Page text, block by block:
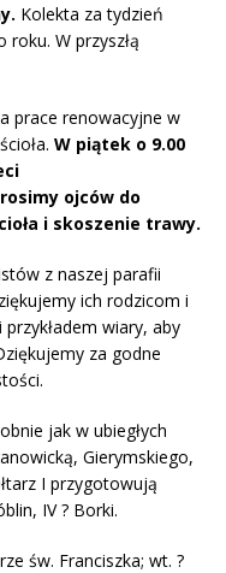
Kolekta za tydzień
roku. W przyszłą
prace renowacyjne w
W piątek o 9.00
ojców do
i skoszenie trawy.
z naszej parafii
ich rodzicom i
wiary, aby
za godne
jak w ubiegłych
Gierymskiego,
I przygotowują
IV ? Borki.
św. Franciszka; wt. ?